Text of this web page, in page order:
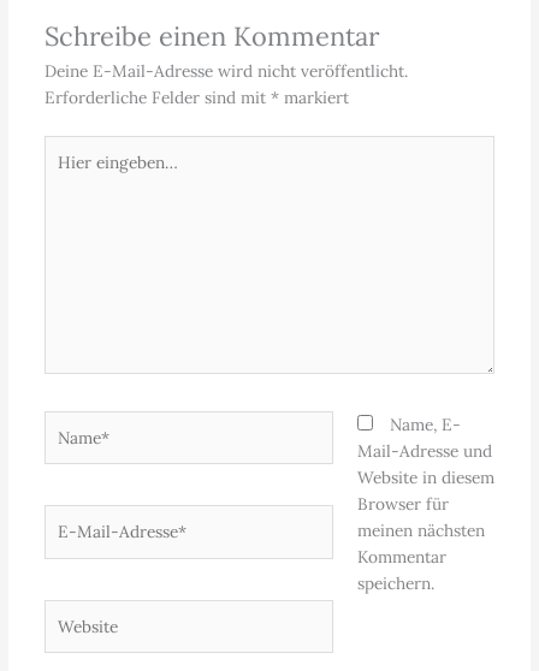
Schreibe einen Kommentar
Deine E-Mail-Adresse wird nicht veröffentlicht.
Erforderliche Felder sind mit *markiert
eingeben…
Mail-
Name, E-
Mail-Adresse und
Website in diesem
Browser für
meinen nächsten
Kommentar
speichern.